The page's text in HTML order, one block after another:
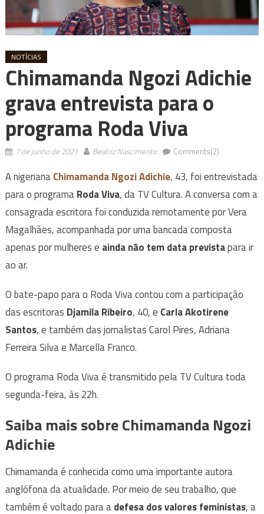
NOTÍCIAS
Chimamanda Ngozi Adichie
grava entrevista para o
programa Roda Viva
7 de junho de 2021 Beatriz Nascimento Comments(2)
A nigerianaChimamanda Ngozi Adichie, 43, foi entrevistada
para o programaRoda Viva, da TV Cultura. A conversa com a
consagrada escritora foi conduzida remotamente por Vera
Magalhães, acompanhada por uma bancada composta
apenas por mulheres e ainda não tem data previstapara ir
ao ar.
O bate-papo para o Roda Viva contou com a participação
das escritoras Djamila Ribeiro, 40, e Carla Akotirene
Santos, e também das jornalistas Carol Pires, Adriana
Ferreira Silva e Marcella Franco.
O programa Roda Viva é transmitido pela TV Cultura toda
segunda-feira, às 22h.
Saiba mais sobre Chimamanda Ngozi
Adichie
Chimamanda é conhecida como uma importante autora
anglófona da atualidade. Por meio de seu trabalho, que
também é voltado para adefesa dos valores feministas, a